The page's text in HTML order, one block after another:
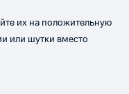
их на положительную
или шутки вместо